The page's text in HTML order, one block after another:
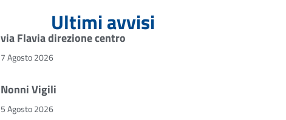
Ultimi avvisi
via Flavia direzione centro
7 Agosto 2026
Nonni Vigili
5 Agosto 2026